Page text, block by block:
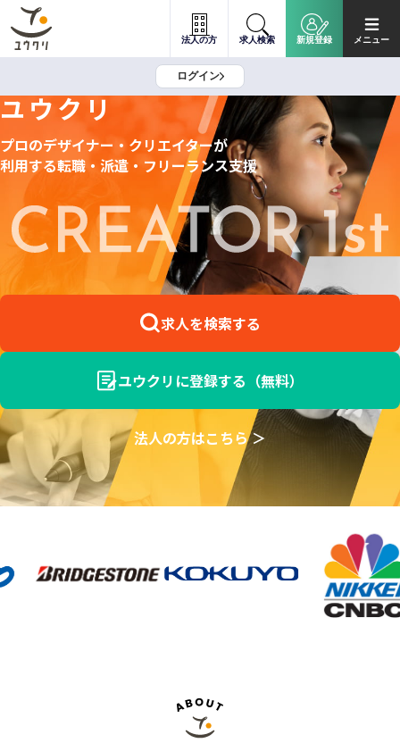
法人の方 求人検索 新規登録 メニュー
ログイン
ユウクリ
プロのデザイナー・クリエイターが
利用する転職・派遣・フリーランス支援
求人を検索する
ユウクリに登録する（無料）
法人の方はこちら ＞